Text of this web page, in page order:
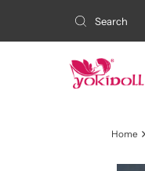
Home